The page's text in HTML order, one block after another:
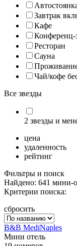
Завтрак
Кафе
Конференц-
Ресторан
Сауна
Чай/кофе
Все звезды
2 звезды и
цена
удаленность
рейтинг
Фильтры и поиск
Найдено: 641 мини-
Критерии поиска:
сбросить
B&B MediNaples
Мини отель